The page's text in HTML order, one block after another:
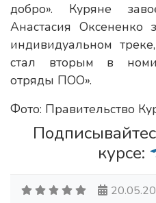
добро». Куряне
Анастасия Оксененко
индивидуальном
стал вторым в
отряды ПОО».
Фото: Правительство
курсе: